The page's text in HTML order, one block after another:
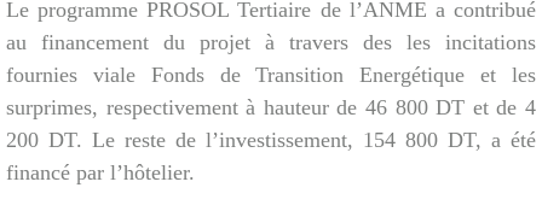
Le programme PROSOL Tertiaire de l’ANME a contribué
au financement du projet à travers des les incitations
fournies viale Fonds de Transition Energétique et les
surprimes, respectivement à hauteur de 46 800 DT et de 4
200 DT. Le reste de l’investissement, 154 800 DT, a été
financé par l’hôtelier.